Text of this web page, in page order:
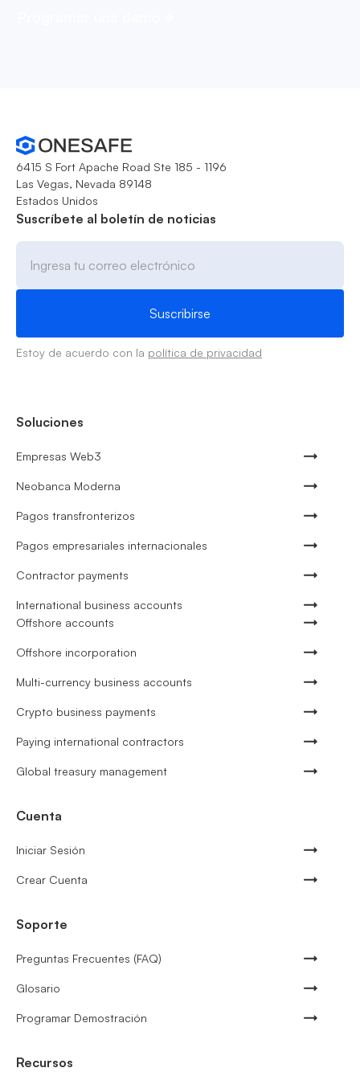
6415 S Fort Apache Road Ste 185 - 1196
Las Vegas, Nevada 89148
Estados Unidos
Suscríbete al boletín de noticias
Estoy de acuerdo con la política de privacidad
Soluciones
Empresas Web3
Neobanca Moderna
Pagos transfronterizos
Pagos empresariales internacionales
Contractor payments
International business accounts
Offshore accounts
Offshore incorporation
Multi-currency business accounts
Crypto business payments
Paying international contractors
Global treasury management
Cuenta
Iniciar Sesión
Crear Cuenta
Soporte
Preguntas Frecuentes (FAQ)
Glosario
Programar Demostración
Recursos